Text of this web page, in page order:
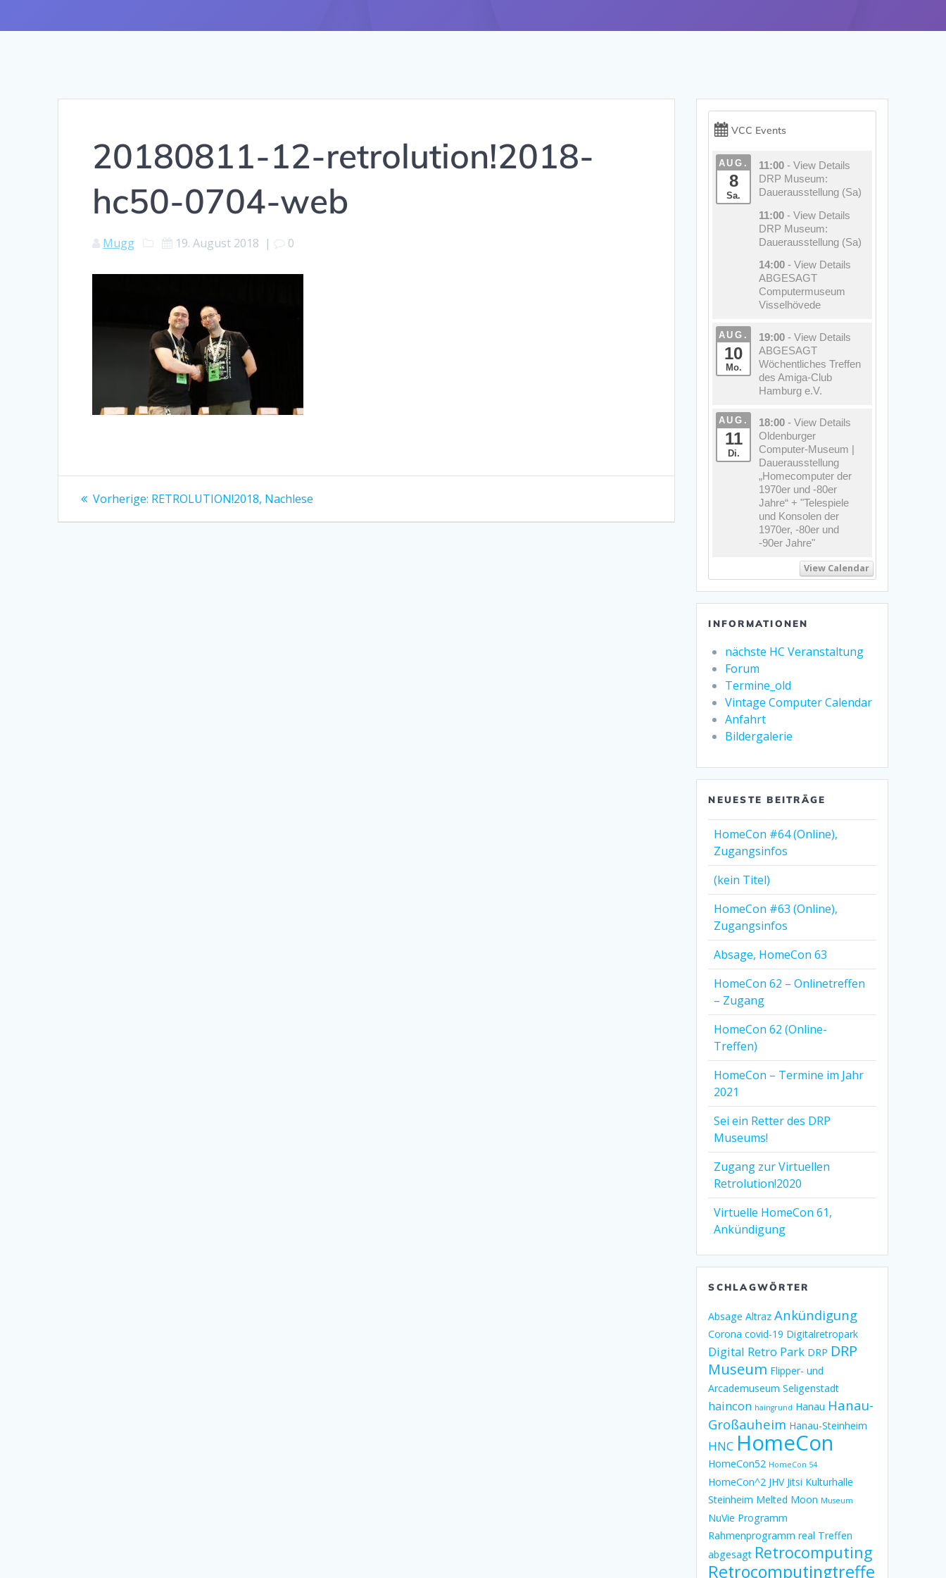
20180811-12-retrolution!2018-
hc50-0704-web
Mugg 19. August 2018 | 0
Beitragsnavigation
Vorherige: Vorheriger
RETROLUTION!2018, Nachlese
VCC Events
AUG.
8
Sa.
11:00 - View Details
DRP Museum:
Dauerausstellung (Sa)
11:00 - View Details
DRP Museum:
Dauerausstellung (Sa)
14:00 - View Details
ABGESAGT
Computermuseum
Visselhövede
AUG.
10
Mo.
19:00 - View Details
ABGESAGT
Wöchentliches Treffen
des Amiga-Club
Hamburg e.V.
AUG.
11
Di.
18:00 - View Details
Oldenburger
Computer-Museum |
Dauerausstellung
„Homecomputer der
1970er und -80er
Jahre“ + "Telespiele
und Konsolen der
1970er, -80er und
-90er Jahre"
View Calendar
INFORMATIONEN
nächste HC Veranstaltung
Forum
Termine_old
Vintage Computer Calendar
Anfahrt
Bildergalerie
NEUESTE BEITRÄGE
HomeCon #64 (Online),
Zugangsinfos
(kein Titel)
HomeCon #63 (Online),
Zugangsinfos
Absage, HomeCon 63
HomeCon 62 – Onlinetreffen
– Zugang
HomeCon 62 (Online-
Treffen)
HomeCon – Termine im Jahr
2021
Sei ein Retter des DRP
Museums!
Zugang zur Virtuellen
Retrolution!2020
Virtuelle HomeCon 61,
Ankündigung
SCHLAGWÖRTER
Absage Altraz Ankündigung
Corona covid-19 Digitalretropark
Digital Retro Park DRP DRP
Museum Flipper- und
Arcademuseum Seligenstadt
haincon haingrund Hanau Hanau-
Großauheim Hanau-Steinheim
HNC HomeCon
HomeCon52 HomeCon 54
HomeCon^2 JHV Jitsi Kulturhalle
Steinheim Melted Moon Museum
NuVie Programm
Rahmenprogramm real Treffen
abgesagt Retrocomputing
Retrocomputingtreffe